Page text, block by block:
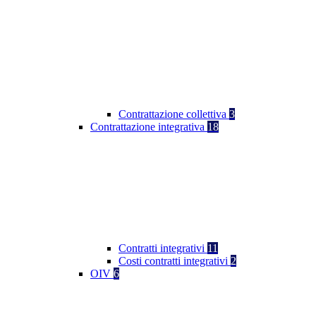
Contrattazione collettiva 3
Contrattazione integrativa 18
Contratti integrativi 11
Costi contratti integrativi 2
OIV 6